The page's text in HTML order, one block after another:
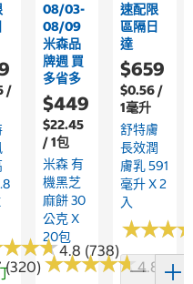
(320)
/
★★★
★★★4.8 (738)
08/03-
08/09
米森品
牌週 買
多省多
$449
$22.45
/ 1包
米森 有
機黑芝
麻餅 30
公克 X
20包
★★★★★
★★★★★4.8
速配限
區隔日
達
$659
$0.56 /
1毫升
舒特膚
長效潤
膚乳 591
毫升 X 2
入
★★★
★★★